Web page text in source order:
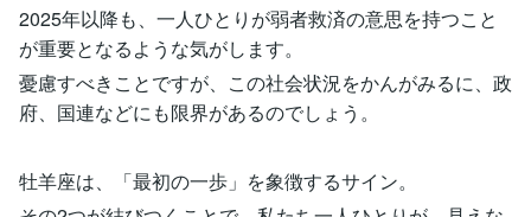
2025年以降も、一人ひとりが弱者救済の意思を持つこと
が重要となるような気がします。
憂慮すべきことですが、この社会状況をかんがみるに、政
府、国連などにも限界があるのでしょう。
牡羊座は、「最初の一歩」を象徴するサイン。